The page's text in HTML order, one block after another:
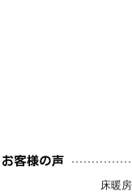
床暖